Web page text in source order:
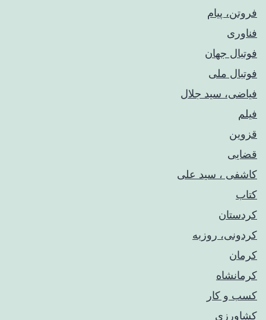
فروتن، پیام
فناوری
فوتبال جهان
فوتبال ملی
فیاضی، سید جلال
فیلم
قزوین
قضایی
کاشفی ، سید علی
کتاب
کردستان
کردونی، روزبه
کرمان
کرمانشاه
کسب و کار
کشاورزی